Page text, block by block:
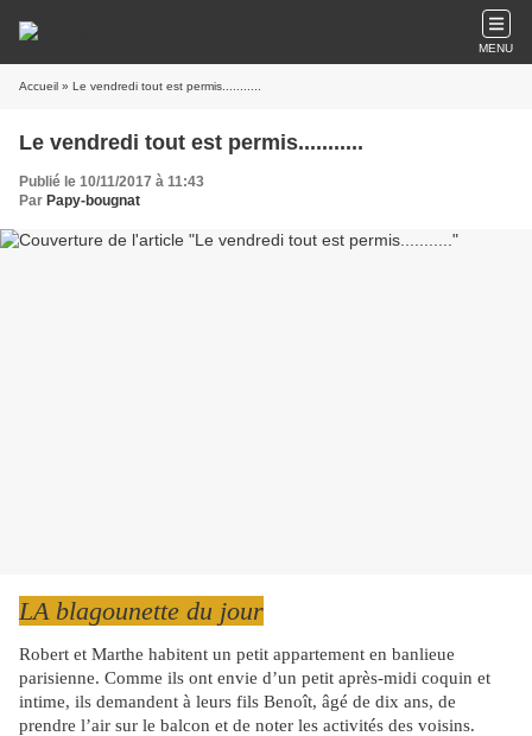
MENU
Accueil » Le vendredi tout est permis...........
Le vendredi tout est permis...........
Publié le 10/11/2017 à 11:43
Par Papy-bougnat
LA blagounette du jour
Robert et Marthe habitent un petit appartement en banlieue
parisienne. Comme ils ont envie d’un petit après-midi coquin et
intime, ils demandent à leurs fils Benoît, âgé de dix ans, de
prendre l’air sur le balcon et de noter les activités des voisins.